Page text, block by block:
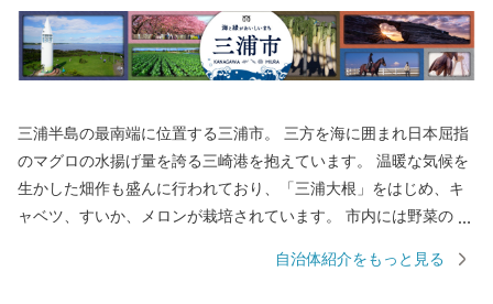
三浦半島の最南端に位置する三浦市。 三方を海に囲まれ日本屈指
のマグロの水揚げ量を誇る三崎港を抱えています。 温暖な気候を
生かした畑作も盛んに行われており、「三浦大根」をはじめ、キ
ャベツ、すいか、メロンが栽培されています。 市内には野菜の直
ますので、お買い物やお散歩もお楽しみいただけます。 また、食
自治体紹介をもっと見る